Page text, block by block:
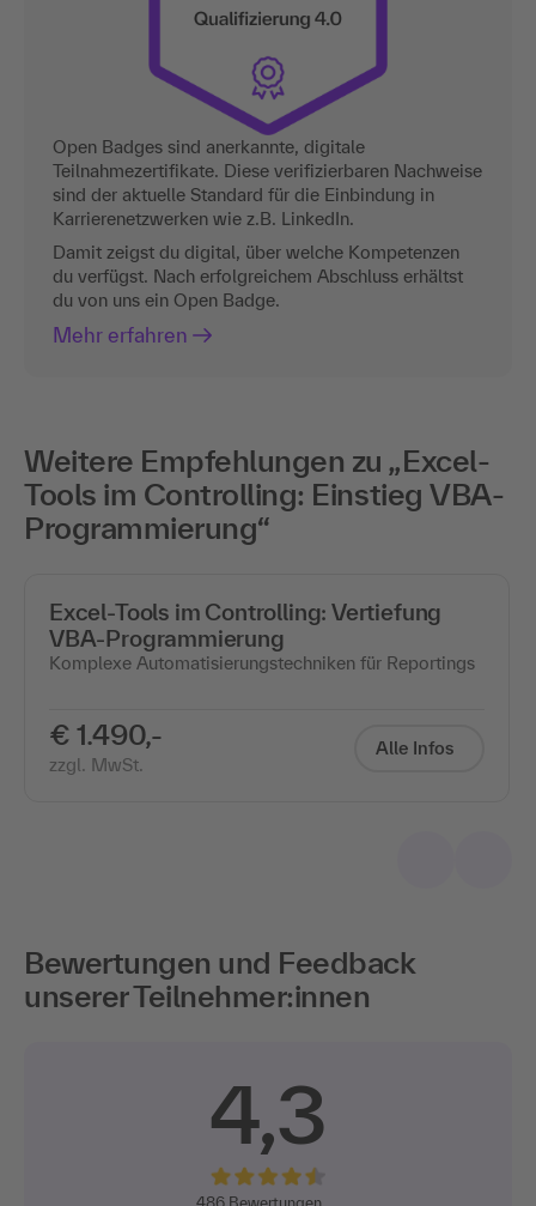
Open Badges sind anerkannte, digitale
Teilnahmezertifikate. Diese verifizierbaren Nachweise
sind der aktuelle Standard für die Einbindung in
Karrierenetzwerken wie z.B. LinkedIn.
Damit zeigst du digital, über welche Kompetenzen
du verfügst. Nach erfolgreichem Abschluss erhältst
du von uns ein Open Badge.
Mehr erfahren
Weitere Empfehlungen zu „Excel-
Tools im Controlling: Einstieg VBA-
Programmierung“
Excel-Tools im Controlling: Vertiefung
VBA-Programmierung
Komplexe Automatisierungstechniken für Reportings
€ 1.490,-
zzgl. MwSt.
Alle Infos
Bewertungen und Feedback
unserer Teilnehmer:innen
4,3